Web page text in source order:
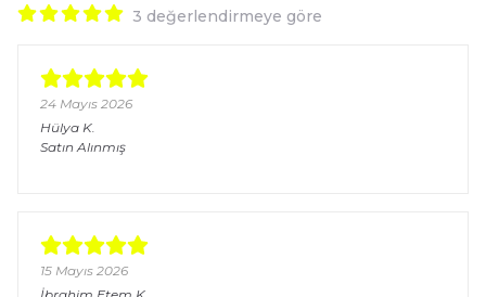
3 değerlendirmeye göre
24 Mayıs 2026
Hülya K.
Satın Alınmış
15 Mayıs 2026